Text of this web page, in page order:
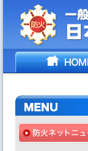
一般財
HOME